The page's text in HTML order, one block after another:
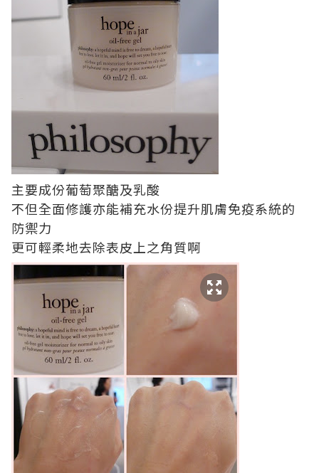
主要成份葡萄聚醣及乳酸
不但全面修護亦能補充水份提升肌膚免疫系統的
防禦力
更可輕柔地去除表皮上之角質啊